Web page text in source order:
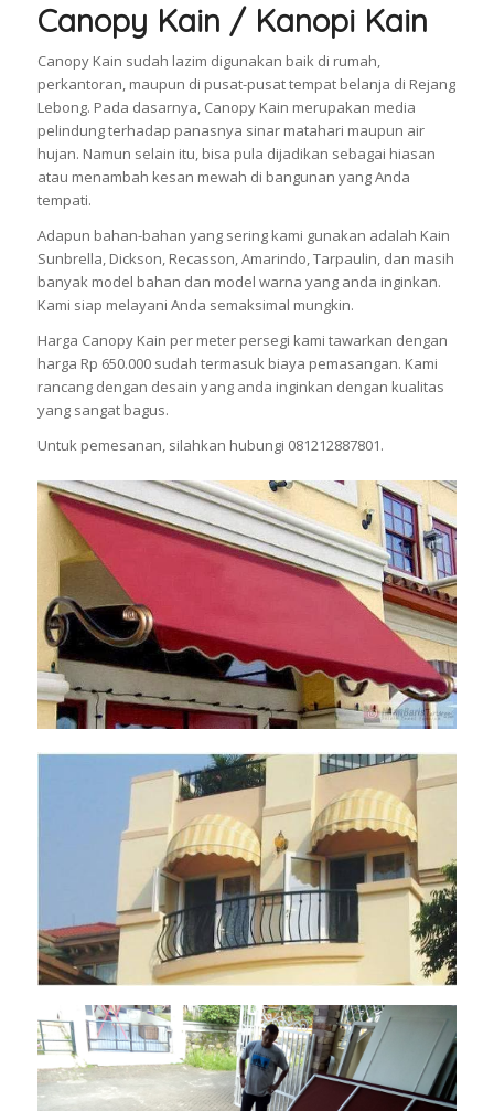
Canopy Kain / Kanopi Kain
Canopy Kain sudah lazim digunakan baik di rumah,
perkantoran, maupun di pusat-pusat tempat belanja di Rejang
Lebong. Pada dasarnya, Canopy Kain merupakan media
pelindung terhadap panasnya sinar matahari maupun air
hujan. Namun selain itu, bisa pula dijadikan sebagai hiasan
atau menambah kesan mewah di bangunan yang Anda
tempati.
Adapun bahan-bahan yang sering kami gunakan adalah Kain
Sunbrella, Dickson, Recasson, Amarindo, Tarpaulin, dan masih
banyak model bahan dan model warna yang anda inginkan.
Kami siap melayani Anda semaksimal mungkin.
Harga Canopy Kain per meter persegi kami tawarkan dengan
harga Rp 650.000 sudah termasuk biaya pemasangan. Kami
rancang dengan desain yang anda inginkan dengan kualitas
yang sangat bagus.
Untuk pemesanan, silahkan hubungi 081212887801.